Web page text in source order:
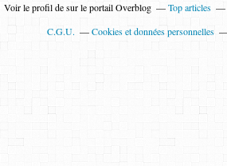
Voir le profil desur le portail Overblog Top articles
C.G.U.
Cookies et données personnelles